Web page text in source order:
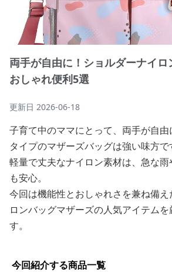
両手が自由に！ショルダーナイ
おしゃれ便利5選
更新日 2026-06-18
子育て中のママにとって、両手が自
タイプのマザーズバッグは強い味方で
軽量で丈夫なナイロン素材は、急な
も安心。
今回は機能性とおしゃれさを兼ね備
ロンバッグマザーズの人気アイテム
す。
今回紹介する商品一覧